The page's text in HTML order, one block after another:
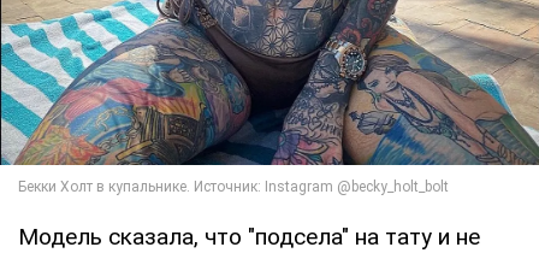
Модель сказала, что "подсела" на тату и не